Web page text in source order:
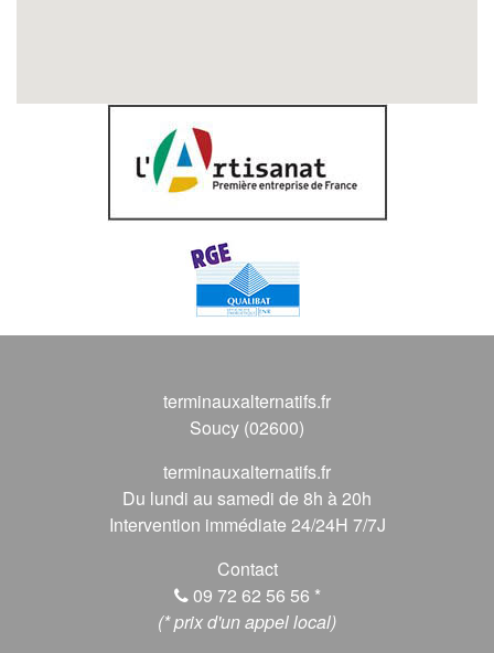
terminauxalternatifs.fr
Soucy (02600)
terminauxalternatifs.fr
Du lundi au samedi de 8h à 20h
Intervention immédiate 24/24H 7/7J
Contact
09 72 62 56 56 *
(* prix d'un appel local)